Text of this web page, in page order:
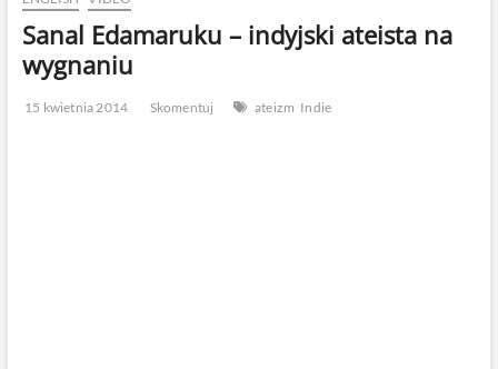
u
t
Sanal Edamaruku – indyjski ateista na
wygnaniu
15 kwietnia 2014 Skomentuj ateizm Indie